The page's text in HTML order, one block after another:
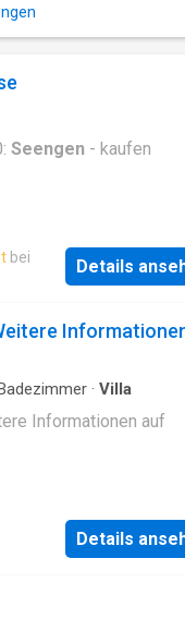
zu 2 Fahrzeuge. 2
CHF 40'000.-
mod
Seengen - kaufen
bei
Details
· Villa
Informationen auf
Details